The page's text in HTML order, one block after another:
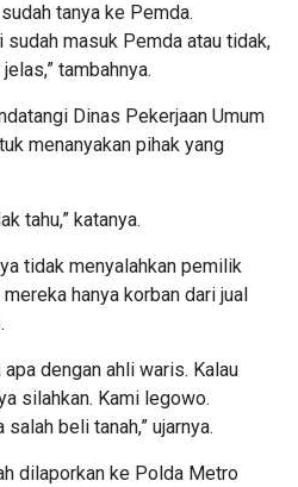
tanya ke Pemda.
sudah masuk Pemda atau tidak,
tambahnya.
Dinas Pekerjaan Umum
menanyakan pihak yang
tahu,” katanya.
tidak menyalahkan pemilik
hanya korban dari jual
dengan ahli waris. Kalau
silahkan. Kami legowo.
beli tanah,” ujarnya.
dilaporkan ke Polda Metro